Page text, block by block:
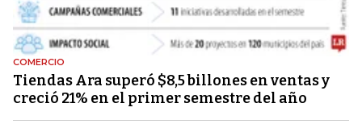
COMERCIO
Tiendas Ara superó $8,5 billones en ventas y
creció 21% en el primer semestre del año